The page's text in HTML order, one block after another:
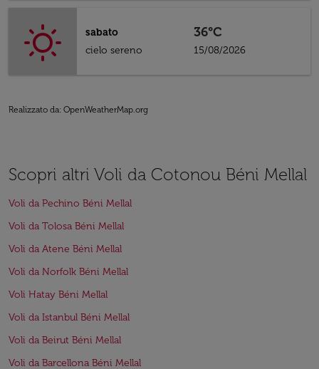
sabato
cielo sereno
36°C
15/08/2026
Realizzato da: OpenWeatherMap.org
Scopri altri Voli da Cotonou Béni Mellal
Voli da Pechino Béni Mellal
Voli da Tolosa Béni Mellal
Voli da Atene Béni Mellal
Voli da Norfolk Béni Mellal
Voli Hatay Béni Mellal
Voli da Istanbul Béni Mellal
Voli da Beirut Béni Mellal
Voli da Barcellona Béni Mellal